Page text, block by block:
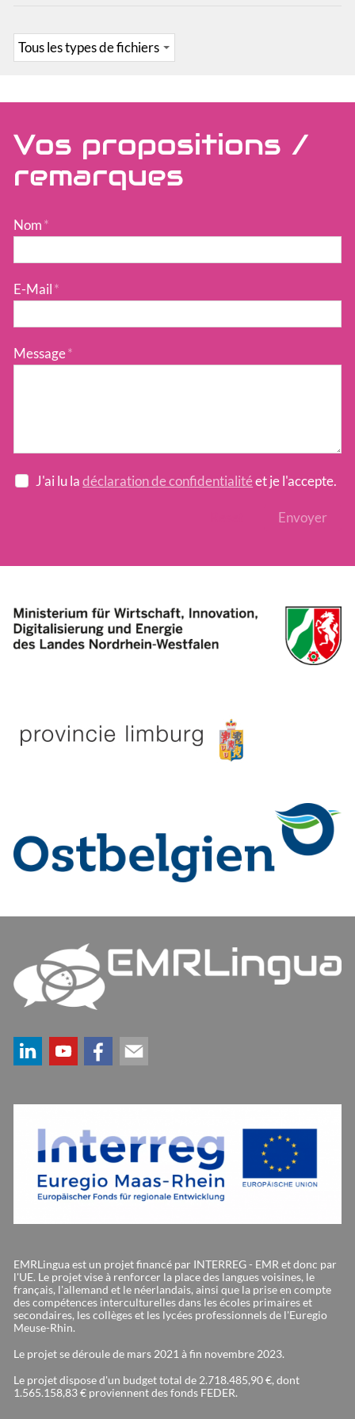
Vos propositions /
remarques
Nom*
E-Mail*
Message*
J'ai lu ladéclaration de confidentialitéet je l'accepte.
Envoyer
EMRLingua est un projet financé par INTERREG - EMR et donc par
l'UE. Le projet vise à renforcer la place des langues voisines, le
français, l'allemand et le néerlandais, ainsi que la prise en compte
des compétences interculturelles dans les écoles primaires et
secondaires, les collèges et les lycées professionnels de l'Euregio
Meuse-Rhin.
Le projet se déroule de mars 2021 à fin novembre 2023.
Le projet dispose d'un budget total de 2.718.485,90 €, dont
1.565.158,83 € proviennent des fonds FEDER.